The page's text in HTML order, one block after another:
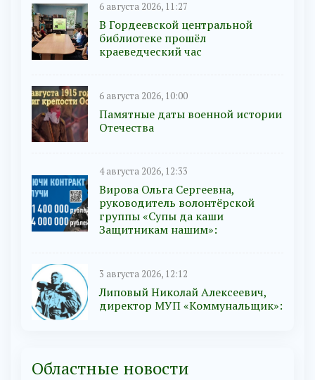
6 августа 2026, 11:27
В Гордеевской центральной
библиотеке прошёл
краеведческий час
6 августа 2026, 10:00
Памятные даты военной истории
Отечества
4 августа 2026, 12:33
Вирова Ольга Сергеевна,
руководитель волонтёрской
группы «Супы да каши
Защитникам нашим»:
3 августа 2026, 12:12
Липовый Николай Алексеевич,
директор МУП «Коммунальщик»:
Областные новости